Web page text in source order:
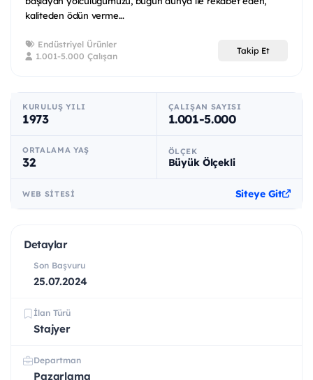
kaliteden ödün verme...
Endüstriyel Ürünler
1.001-5.000 Çalışan
Takip Et
KURULUŞ YILI
1973
ÇALIŞAN SAYISI
1.001-5.000
ORTALAMA YAŞ
32
ÖLÇEK
Büyük Ölçekli
WEB SITESI Siteye Git
Detaylar
Son Başvuru
25.07.2024
İlan Türü
Stajyer
Departman
Pazarlama